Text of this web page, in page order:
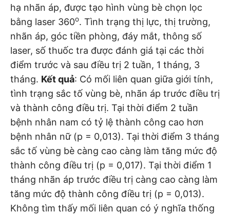
hạ nhãn áp, được tạo hình vùng bè chọn lọc
bằng laser 360o. Tình trạng thị lực, thị trường,
nhãn áp, góc tiền phòng, đáy mắt, thông số
laser, số thuốc tra được đánh giá tại các thời
điểm trước và sau điều trị 2 tuần, 1 tháng, 3
tháng. Kết quả: Có mối liên quan giữa giới tính,
tình trạng sắc tố vùng bè, nhãn áp trước điều trị
và thành công điều trị. Tại thời điểm 2 tuần
bệnh nhân nam có tỷ lệ thành công cao hơn
bệnh nhân nữ (p = 0,013). Tại thời điểm 3 tháng
sắc tố vùng bè càng cao càng làm tăng mức độ
thành công điều trị (p = 0,017). Tại thời điểm 1
tháng nhãn áp trước điều trị càng cao càng làm
tăng mức độ thành công điều trị (p = 0,013).
Không tìm thấy mối liên quan có ý nghĩa thống